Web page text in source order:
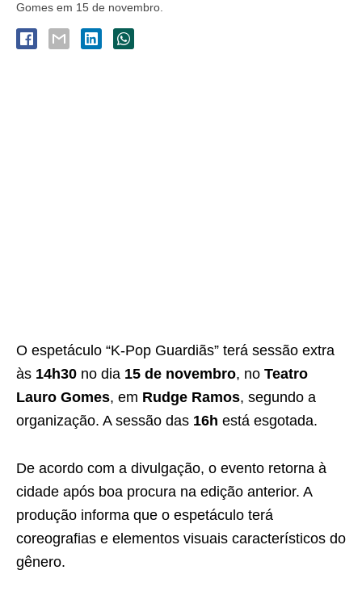
Gomes em 15 de novembro.
O espetáculo “K-Pop Guardiãs” terá sessão extra
às 14h30 no dia 15 de novembro, no Teatro
Lauro Gomes, em Rudge Ramos, segundo a
organização. A sessão das 16h está esgotada.
De acordo com a divulgação, o evento retorna à
cidade após boa procura na edição anterior. A
produção informa que o espetáculo terá
coreografias e elementos visuais característicos do
gênero.